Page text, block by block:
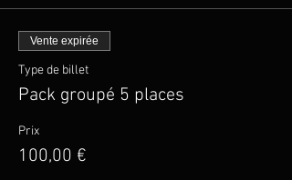
Vente expirée
Type de billet
Pack groupé 5 places
Prix
100,00 €